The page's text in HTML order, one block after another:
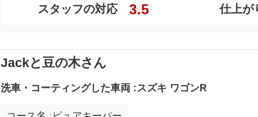
スタッフの対応 3.5 仕上が
Jackと豆の木さん
洗車・コーティングした車両 :スズキ ワゴンR